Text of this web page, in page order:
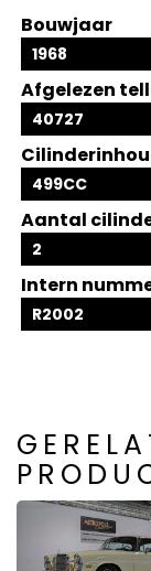
Bouwjaar
1968
Afgelezen
40727
499CC
Aantal
2
Intern
R2002